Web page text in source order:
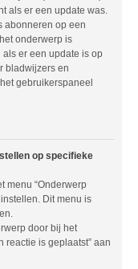
als er een update was.
abonneren op een
onderwerp is
er een update is op
bladwijzers en
gebruikerspaneel
op specifieke
menu “Onderwerp
Dit menu is
door bij het
reactie is geplaatst” aan